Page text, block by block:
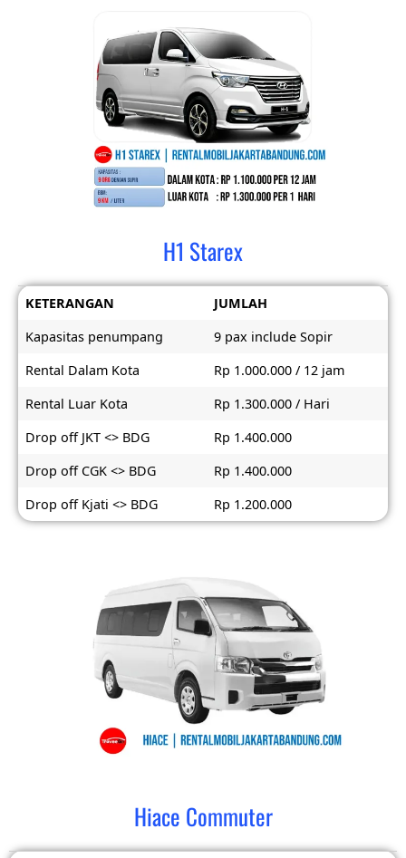
H1 Starex
KETERANGAN
JUMLAH
Kapasitas penumpang
9 pax include Sopir
Rental Dalam Kota
Rp 1.000.000 / 12 jam
Rental Luar Kota
Rp 1.300.000 / Hari
Drop off JKT <> BDG
Rp 1.400.000
Drop off CGK <> BDG
Rp 1.400.000
Drop off Kjati <> BDG
Rp 1.200.000
Hiace Commuter